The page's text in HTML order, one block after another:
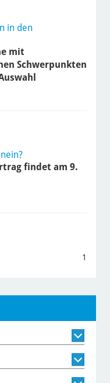
in den
mit
Schwerpunkten
findet am 9.
1